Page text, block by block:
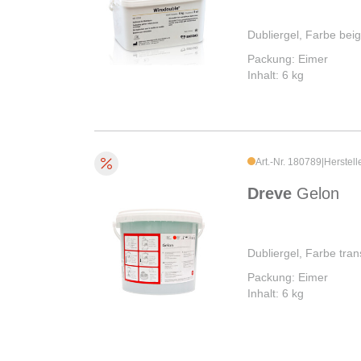
Dubliergel, Farbe
Packung: Eimer
Inhalt: 6 kg
Art.-Nr. 180789
Dreve Gelon
Dubliergel, Farbe
Packung: Eimer
Inhalt: 6 kg